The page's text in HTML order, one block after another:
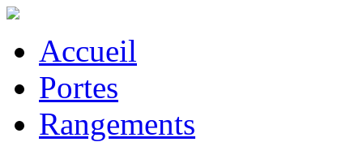
Accueil
Portes
Rangements